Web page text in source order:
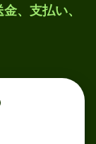
、支払い、